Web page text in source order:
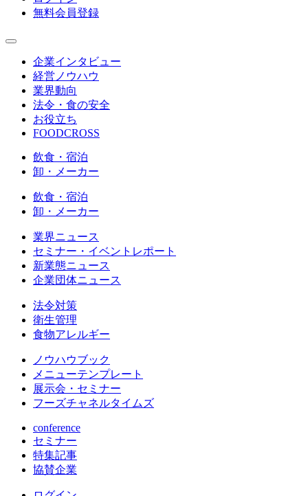
無料会員登録
企業インタビュー
経営ノウハウ
業界動向
法令・食の安全
お役立ち
FOODCROSS
飲食・宿泊
卸・メーカー
飲食・宿泊
卸・メーカー
業界ニュース
セミナー・イベントレポート
新業態ニュース
企業団体ニュース
法令対策
衛生管理
食物アレルギー
ノウハウブック
メニューテンプレート
展示会・セミナー
フーズチャネルタイムズ
conference
セミナー
特集記事
協賛企業